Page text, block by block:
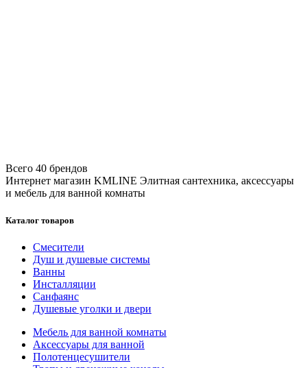
Всего 40 брендов
Интернет магазин KMLINE Элитная сантехника, аксессуары
и мебель для ванной комнаты
Каталог товаров
Смесители
Душ и душевые системы
Ванны
Инсталляции
Санфаянс
Душевые уголки и двери
Мебель для ванной комнаты
Аксессуары для ванной
Полотенцесушители